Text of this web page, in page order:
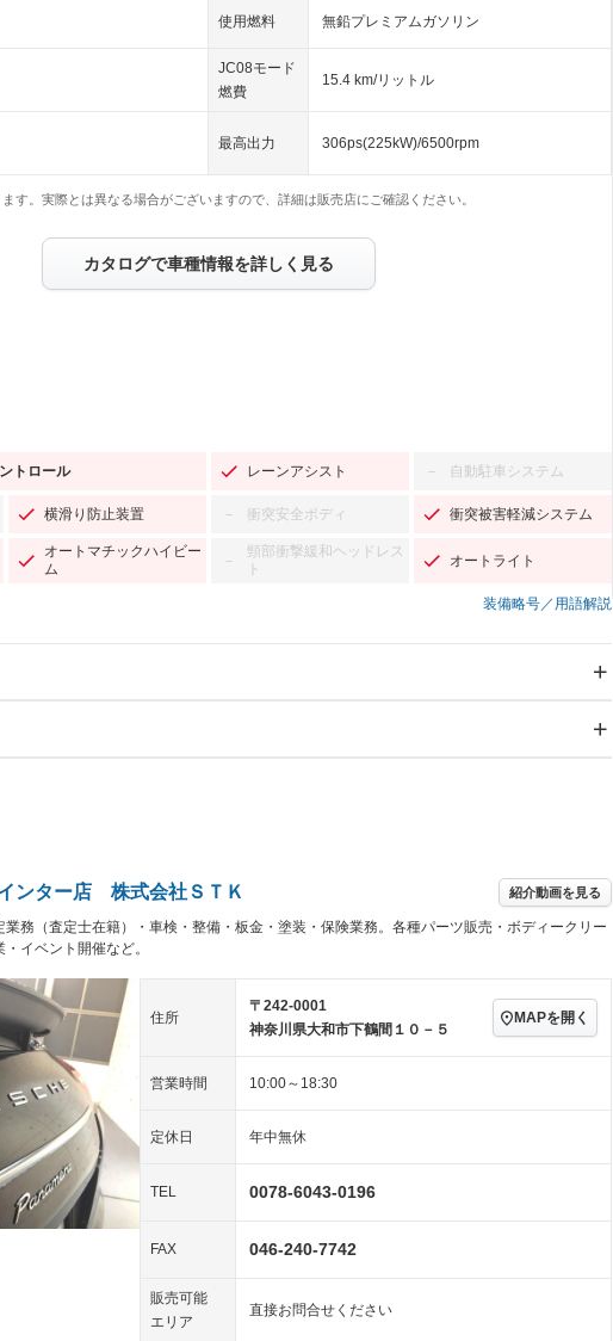
使用燃料 無鉛プレミアムガソリン
JC08モード
燃費
15.4 km/リットル
最高出力 306ps(225kW)/6500rpm
す。実際とは異なる場合がございますので、詳細は販売店にご確認ください。
カタログで車種情報を詳しく見る
トロール レーンアシスト － 自動駐車システム
横滑り防止装置 － 衝突安全ボディ 衝突被害軽減システム
オートマチックハイビー
ム
－
頸部衝撃緩和ヘッドレス
ト
オートライト
装備略号／用語解説
/サイド
ロール
100V電源 センターデフロック
－ 展示・試乗車
装備略号／用語解説
チェンジャー／ミュージック
ジックサーバー
革シート － キーレス
－ HID(キセノンライト) － ポータブルナビ バックカメラ
エアロ
パワーシート 3列シート ベンチシート
－ チップアップシート
－ ウォークスルー
－ シートエアコン 全周囲カメラ
エアサスペンション
ンター店 株式会社ＳＴＫ 紹介動画を見る
務（査定士在籍）・車検・整備・板金・塗装・保険業務。各種パーツ販売・ボディークリー
イベント開催など。
住所
〒242-0001
神奈川県大和市下鶴間１０－５
MAPを開く
営業時間 10:00～18:30
定休日 年中無休
TEL 0078-6043-0196
FAX 046-240-7742
販売可能
エリア
直接お問合せください